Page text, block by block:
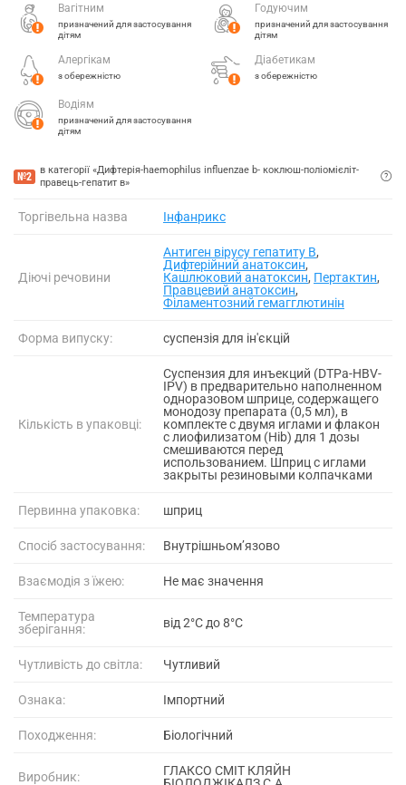
Вагітним
призначений для застосування
дітям
Годуючим
призначений для застосування
дітям
Алергікам
з обережністю
Діабетикам
з обережністю
Водіям
призначений для застосування
дітям
№2
в категорії «Дифтерія-haemophilus influenzae b- коклюш-поліомієліт-
правець-гепатит в»
Торгівельна назва Інфанрикс
Діючі речовини
Антиген вірусу гепатиту B,
Дифтерійний анатоксин,
Кашлюковий анатоксин, Пертактин,
Правцевий анатоксин,
Філаментозний гемагглютинін
Форма випуску: суспензія для ін'єкцій
Кількість в упаковці:
Суспензия для инъекций (DTPa-HBV-
IPV) в предварительно наполненном
одноразовом шприце, содержащего
монодозу препарата (0,5 мл), в
комплекте с двумя иглами и флакон
с лиофилизатом (Hib) для 1 дозы
смешиваются перед
использованием. Шприц с иглами
закрыты резиновыми колпачками
Первинна упаковка: шприц
Спосіб застосування: Внутрішньом’язово
Взаємодія з їжею: Не має значення
Температура
зберігання:
від 2°C до 8°C
Чутливість до світла: Чутливий
Ознака: Імпортний
Походження: Біологічний
Виробник:
ГЛАКСО СМІТ КЛЯЙН